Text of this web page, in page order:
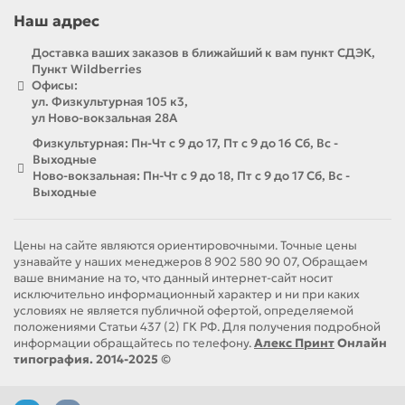
Не дайте вашим клиентам гадать о часах
работы! Закажите изготовление табличек с
графиком работы в типографии Алекс Принт и
сделайте ваш бизнес более доступным и
удобным для посетителей.
Свяжитесь с нами сегодня для бесплатной
консультации и расчета стоимости!
Наш адрес
Доставка ваших заказов в ближайший к вам пункт СДЭК,
Пункт Wildberries
Офисы:
ул. Физкультурная 105 к3,
ул Ново-вокзальная 28А
Физкультурная: Пн-Чт с 9 до 17, Пт с 9 до 16 Сб, Вс -
Выходные
Ново-вокзальная: Пн-Чт с 9 до 18, Пт с 9 до 17 Сб, Вс -
Выходные
Цены на сайте являются ориентировочными. Точные цены
узнавайте у наших менеджеров 8 902 580 90 07, Обращаем
ваше внимание на то, что данный интернет-сайт носит
исключительно информационный характер и ни при каких
условиях не является публичной офертой, определяемой
положениями Статьи 437 (2) ГК РФ. Для получения подробной
информации обращайтесь по телефону.Алекс ПринтОнлайн
типография. 2014-2025 ©